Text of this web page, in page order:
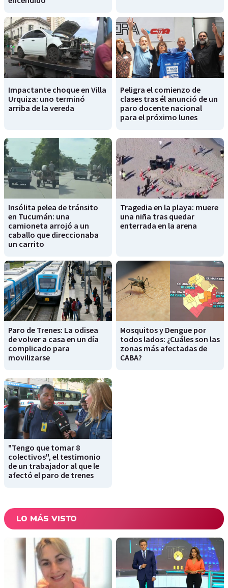
Impactante choque en Villa
Urquiza: uno terminó
arriba de la vereda
Peligra el comienzo de
clases tras él anunció de un
paro docente nacional
para el próximo lunes
Insólita pelea de tránsito
en Tucumán: una
camioneta arrojó a un
caballo que direccionaba
un carrito
Tragedia en la playa: muere
una niña tras quedar
enterrada en la arena
Paro de Trenes: La odisea
de volver a casa en un día
complicado para
movilizarse
Mosquitos y Dengue por
todos lados: ¿Cuáles son las
zonas más afectadas de
CABA?
"Tengo que tomar 8
colectivos", el testimonio
de un trabajador al que le
afectó el paro de trenes
LO MÁS VISTO